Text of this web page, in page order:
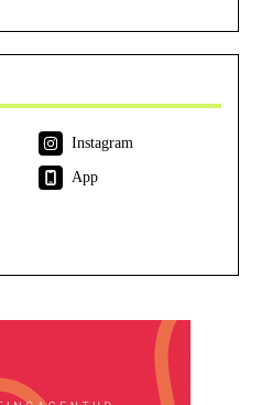
Instagram
App